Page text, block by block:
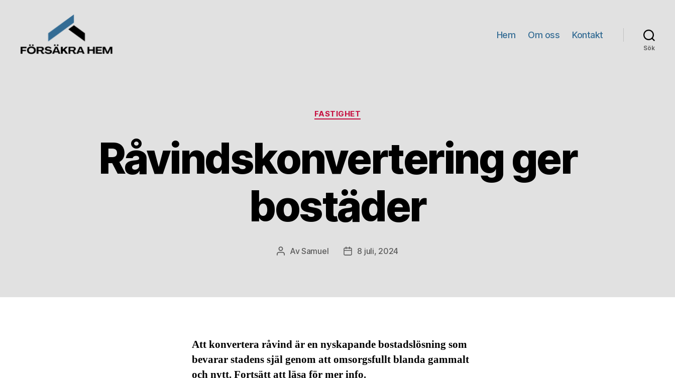
Hem Om oss Kontakt
Sök
Kategorier
FASTIGHET
Råvindskonvertering ger
bostäder
Inläggsförfattare
AvSamuel Inläggsdatum
8 juli, 2024
Att konvertera råvind är en nyskapande bostadslösning som
bevarar stadens själ genom att omsorgsfullt blanda gammalt
och nytt. Fortsätt att läsa för mer info.